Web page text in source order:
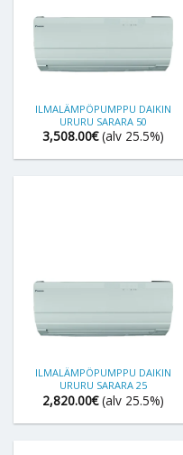
ILMALÄMPÖPUMPPU DAIKIN
URURU SARARA 50
3,508.00€ (alv 25.5%)
ILMALÄMPÖPUMPPU DAIKIN
URURU SARARA 25
2,820.00€ (alv 25.5%)